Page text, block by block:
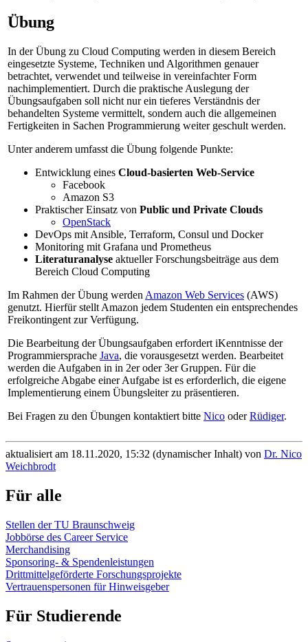
Übung
In der Übung zu Cloud Computing werden in diesem Bereich
eingesetzte Systeme, Techniken und Algorithmen genauer
betrachtet, verwendet und teilweise in vereinfachter Form
nachimplementiert. Durch die praktische Auslegung der
Übungsaufgaben soll nicht nur ein tieferes Verständnis der
behandelten Systeme vermittelt, sondern auch die allgemeinen
Fertigkeiten in Sachen Programmierung weiter geschult werden.
Unter anderem umfasst die Übung folgende Punkte:
Entwicklung eines Cloud-basierten Web-Service
Facebook
Amazon S3
Praktischer Einsatz von Public und Private Clouds
OpenStack
DevOps mit Ansible, Terraform, Consul und Docker
Monitoring mit Grafana und Prometheus
Literaturanalyse aktueller Forschungsbeiträge aus dem
Bereich Cloud Computing
Im Rahmen der Übung werden Amazon Web Services (AWS)
genutzt. Hierfür stellt Amazon jedem Studenten ein entsprechendes
Freikontingent zur Verfügung.
Die Bearbeitung der Übungsaufgaben erfordert iKenntnisse der
Programmiersprache Java, die vorausgesetzt werden. Bearbeitet
werden die Aufgaben in in 2er oder 3er Gruppen. Für die
erfolgreiche Abgabe einer Aufgabe ist es erforderlich, die eigene
Implementierung einem Übungsleiter zu präsentieren.
Bei Fragen zu den Übungen kontaktiert bitte Nico oderRüdiger.
aktualisiert am 18.11.2020, 15:32 (dynamischer Inhalt) von Dr. Nico
Weichbrodt
Für alle
Stellen der TU Braunschweig
Jobbörse des Career Service
Merchandising
Sponsoring- & Spendenleistungen
Drittmittelgeförderte Forschungsprojekte
Vertrauenspersonen für Hinweisgeber
Für Studierende